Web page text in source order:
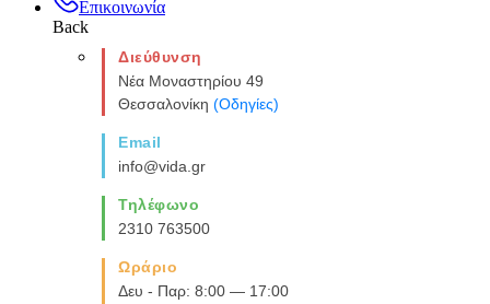
Επικοινωνία
Back
Διεύθυνση
Νέα Μοναστηρίου 49
Θεσσαλονίκη (Οδηγίες)
Email
info@vida.gr
Τηλέφωνο
2310 763500
Ωράριο
Δευ - Παρ: 8:00 — 17:00